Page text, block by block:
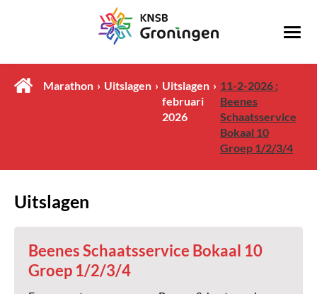
Marathon Uitslagen
Uitslagen
februari
2026
11-2-2026 :
Beenes
Schaatsservice
Bokaal 10
Groep 1/2/3/4
Uitslagen
Beenes Schaatsservice Bokaal 10
Groep 1/2/3/4